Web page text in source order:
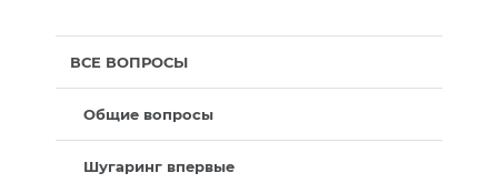
ВСЕ ВОПРОСЫ
Общие вопросы
Шугаринг впервые